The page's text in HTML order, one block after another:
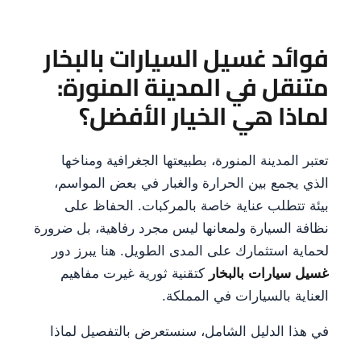
فوائد غسيل السيارات بالبخار
متنقل في المدينة المنورة:
لماذا هي الخيار الأفضل؟
تعتبر المدينة المنورة، بطبيعتها الجغرافية ومناخها
الذي يجمع بين الحرارة والغبار في بعض المواسم،
بيئة تتطلب عناية خاصة بالمركبات. الحفاظ على
نظافة السيارة ولمعانها ليس مجرد رفاهية، بل ضرورة
لحماية استثمارك على المدى الطويل. هنا يبرز دور
غسيل سيارات بالبخار كتقنية ثورية غيرت مفاهيم
العناية بالسيارات في المملكة.
في هذا الدليل الشامل، سنستعرض بالتفصيل لماذا